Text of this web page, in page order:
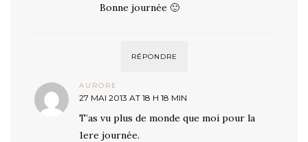
Bonne journée 🙂
RÉPONDRE
AURORE
27 MAI 2013 AT 18 H 18 MIN
T’as vu plus de monde que moi pour la
1ere journée.